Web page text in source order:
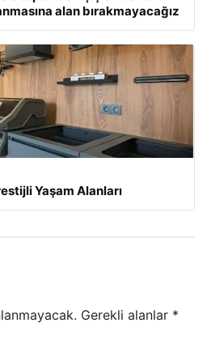
alan bırakmayacağız
Yaşam Alanları
Gerekli alanlar *